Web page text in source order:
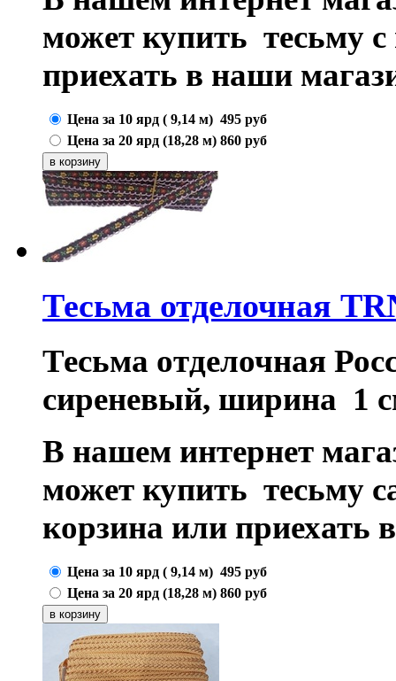
может купить тесьму
приехать в наши
Цена за 10 ярд ( 9,14 м) 495 руб
Цена за 20 ярд (18,28 м) 860 руб
Тесьма отделочная
Тесьма отделочная
сиреневый, ширина 1
В нашем интернет
может купить тесьму
корзина или
Цена за 10 ярд ( 9,14 м) 495 руб
Цена за 20 ярд (18,28 м) 860 руб